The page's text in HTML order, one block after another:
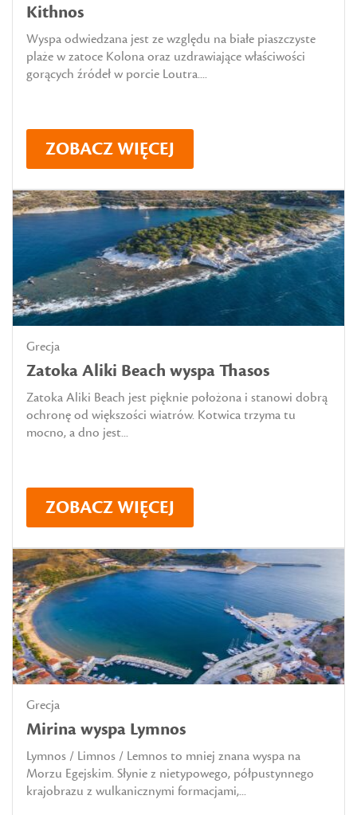
Kithnos
Wyspa odwiedzana jest ze względu na białe piaszczyste
plaże w zatoce Kolona oraz uzdrawiające właściwości
gorących źródeł w porcie Loutra....
ZOBACZ WIĘCEJ
Grecja
Zatoka Aliki Beach wyspa Thasos
Zatoka Aliki Beach jest pięknie położona i stanowi dobrą
ochronę od większości wiatrów. Kotwica trzyma tu
mocno, a dno jest...
ZOBACZ WIĘCEJ
Grecja
Mirina wyspa Lymnos
Lymnos / Limnos / Lemnos to mniej znana wyspa na
Morzu Egejskim. Słynie z nietypowego, półpustynnego
krajobrazu z wulkanicznymi formacjami,...